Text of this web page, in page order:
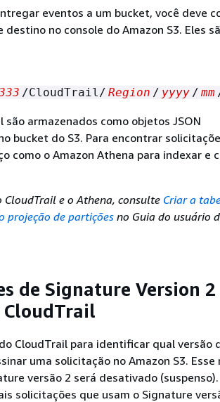
eventos a um bucket, você deve
no console do Amazon S3. Eles
/CloudTrail/ Region / yyyy / mm
armazenados como objetos JSON
bucket do S3. Para encontrar
como o Amazon Athena para indexar e
e o Athena, consulte Criar a
projeção de partições no Guia do usuário
de Signature Version 2
CloudTrail
CloudTrail para identificar qual versão
uma solicitação no Amazon S3. Esse
versão 2 será desativado (suspenso).
solicitações que usam o Signature